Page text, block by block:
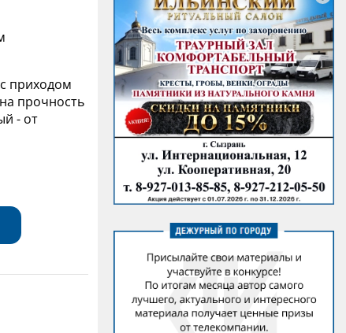
приходом
прочность
- от